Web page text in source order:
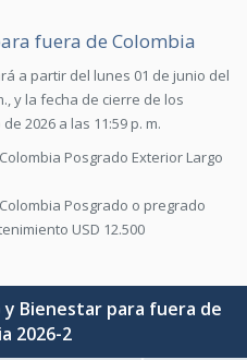
fuera de Colombia
a partir del lunes 01 de junio del
y la fecha de cierre de los
2026 a las 11:59 p. m.
Posgrado Exterior Largo
Posgrado o pregrado
USD 12.500
y Bienestar para fuera de
2026-2